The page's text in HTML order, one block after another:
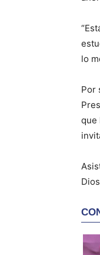
lo
Por
que